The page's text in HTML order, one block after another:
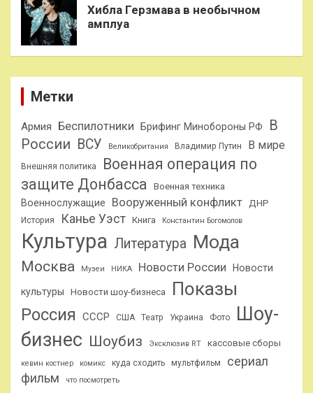
Хибла Герзмава в необычном
амплуа
Метки
Армия Беспилотники Брифинг Минобороны РФ
В
России ВСУ Великобритания Владимир Путин В мире
Внешняя политика
Военная операция по
защите Донбасса
Военная техника
Военнослужащие Вооруженный конфликт ДНР
История Канье Уэст Книга Константин Богомолов
Культура Литература Мода
Москва Музеи НИКА Новости России Новости
культуры Новости шоу-бизнеса Показы
Россия СССР США Театр Украина Фото
Шоу-
бизнес Шоубиз Эксклюзив RT кассовые сборы
кевин костнер комикс куда сходить мультфильм
сериал
фильм
что посмотреть